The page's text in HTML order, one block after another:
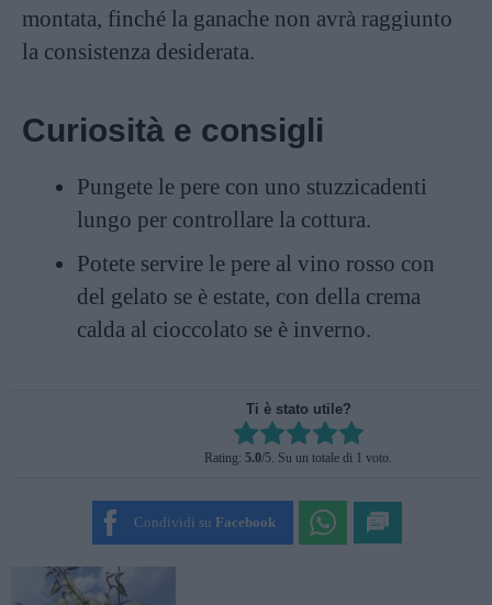
montata, finché la ganache non avrà raggiunto
la consistenza desiderata.
Curiosità e consigli
Pungete le pere con uno stuzzicadenti
lungo per controllare la cottura.
Potete servire le pere al vino rosso con
del gelato se è estate, con della crema
calda al cioccolato se è inverno.
Ti è stato utile?
Rate this item:
SUBMIT RATING
Rating: 5.0/5. Su un totale di 1 voto.
Condividi su Facebook